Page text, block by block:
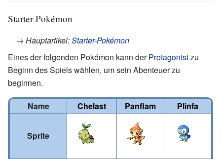
Starter-Pokémon
→ Hauptartikel:Starter-Pokémon
Eines der folgenden Pokémon kann derProtagonistzu
Beginn des Spiels wählen, um sein Abenteuer zu
beginnen.
Name Chelast Panflam Plinfa
Sprite